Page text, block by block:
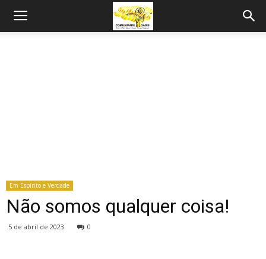
Em Espírito e Verdade
Não somos qualquer coisa!
5 de abril de 2023 0